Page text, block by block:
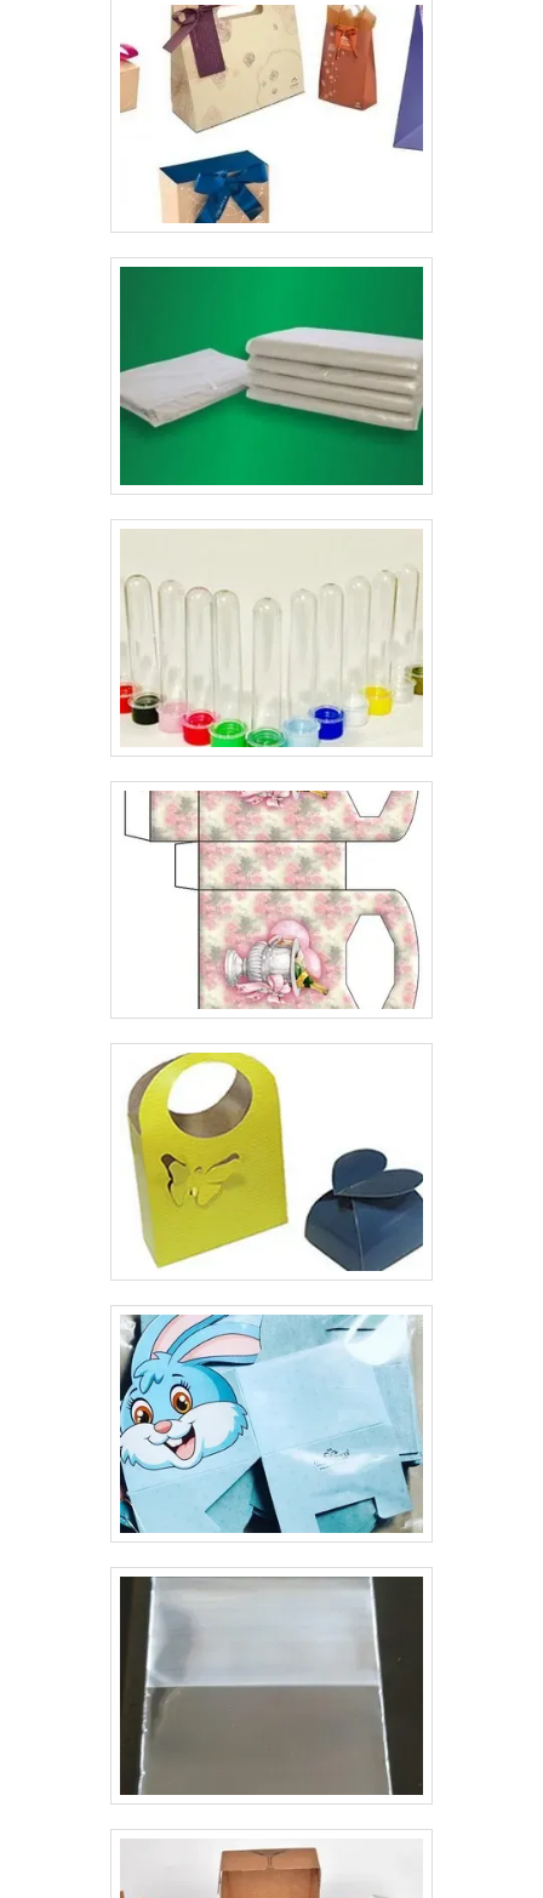
embalagens são feitas com materiais recicláveis que
mantém a integridade dos produtos e ajudam o meio
ambiente, pois elas não causam danos na natureza.
Além disso, a entrega das embalagens para as
empresas é feita de acordo com as exigências dos
clientes e são entregues no prazo correto.As caixas
personalizadas de delivery oferecem uma série de
benefícios para seus clientes, como:Confiança do
consumidor no seu produto;Ajuda na publicidade do
aparência sem danos;Entre outras várias
vantagens.Conheça a Lyons ArtesA Gráfica Lyons é um
fabricante de caixa para delivery especializado,
oferecendo embalagens, folders e etiquetas
os seus produtos..